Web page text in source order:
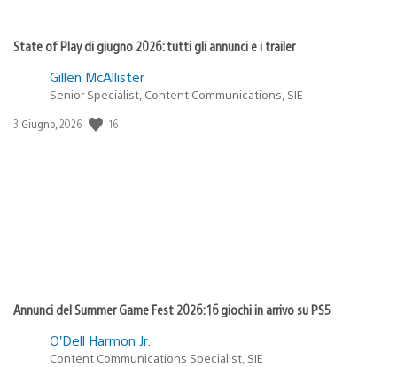
State of Play di giugno 2026: tutti gli annunci e i trailer
Gillen McAllister
Senior Specialist, Content Communications, SIE
Data
3 Giugno, 2026 16
Annunci del Summer Game Fest 2026: 16 giochi in arrivo su PS5
O’Dell Harmon Jr.
Content Communications Specialist, SIE